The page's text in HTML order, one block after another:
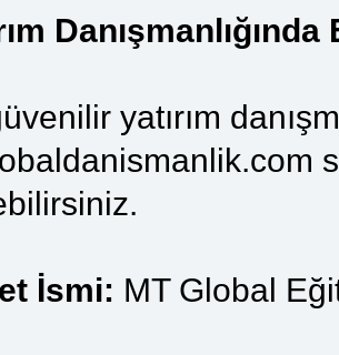
yatırım
İsmi: MT Global